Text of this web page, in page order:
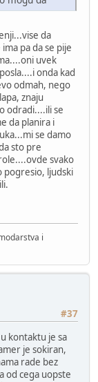
da
pa da se pije
uvek
onda kad
odmah, nego
znaju
odradi....ili se
da planira i
se damo
sto pre
svako
pogresio, ljudski
i
#37
kontaktu je sa
je sokiran,
rade bez
od cega uopste